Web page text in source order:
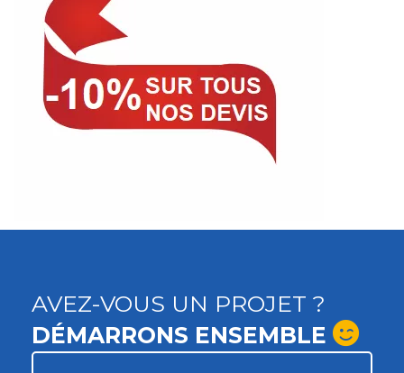
AVEZ-VOUS UN PROJET ?
DÉMARRONS ENSEMBLE